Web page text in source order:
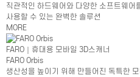
직관적인 하드웨어와 다양한 소프트웨어
사용할 수 있는 완벽한 솔루션
MORE
FARO｜휴대용 모바일 3D스캐너
FARO Orbis
생산성을 높이기 위해 만들어진 독특한